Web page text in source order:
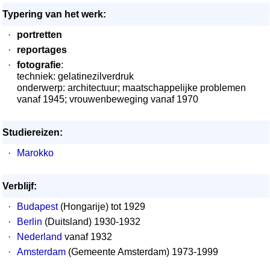
Typering van het werk:
·
portretten
·
reportages
·
fotografie:
techniek: gelatinezilverdruk
onderwerp: architectuur; maatschappelijke problemen
vanaf 1945; vrouwenbeweging vanaf 1970
Studiereizen:
·
Marokko
Verblijf:
·
Budapest(Hongarije) tot 1929
·
Berlin (Duitsland) 1930-1932
·
Nederland vanaf 1932
·
Amsterdam (Gemeente Amsterdam) 1973-1999